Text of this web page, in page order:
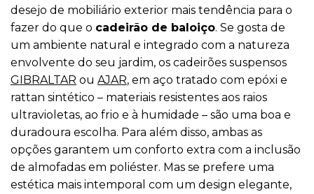
desejo de mobiliário exterior mais tendência para o
fazer do que o cadeirão de baloiço. Se gosta de
um ambiente natural e integrado com a natureza
envolvente do seu jardim, os cadeirões suspensos
GIBRALTAR ou AJAR, em aço tratado com epóxi e
rattan sintético – materiais resistentes aos raios
ultravioletas, ao frio e à humidade – são uma boa e
duradoura escolha. Para além disso, ambas as
opções garantem um conforto extra com a inclusão
de almofadas em poliéster. Mas se prefere uma
estética mais intemporal com um design elegante,